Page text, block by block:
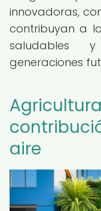
innovadoras,
contribuyan a
saludables
generaciones
aire